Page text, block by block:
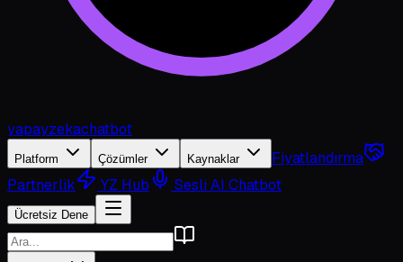
yapayzekachatbot
Platform Çözümler Kaynaklar
Fiyatlandırma
Partnerlik
YZ Hub Sesli AI Chatbot
Ücretsiz Dene